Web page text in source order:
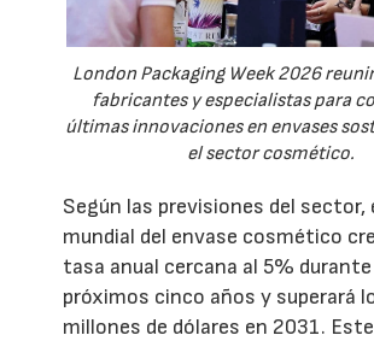
London Packaging Week 2026
fabricantes y especialistas para
últimas innovaciones en envases
el sector cosmético.
Según las previsiones del sector,
mundial del envase cosmético
tasa anual cercana al 5%
próximos cinco años y superará
millones de dólares en 2031. Este